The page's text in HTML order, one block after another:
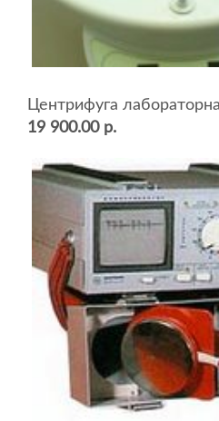
19 900.00 р.